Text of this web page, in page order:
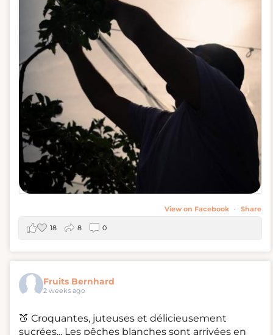
View on Facebook · Share
18 8 0
Fruits Bernhard
2 weeks ago
🍑 Croquantes, juteuses et délicieusement
sucrées... Les pêches blanches sont arrivées en